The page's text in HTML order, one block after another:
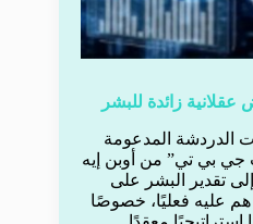
زائدة للبشر
الدردشة المدعومة
جي بي تي” من أوبن إيه
تقدير البشر على
هم عليه فعليًا، خصوصًا